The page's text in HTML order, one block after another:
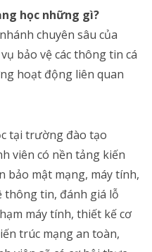
học những gì?
chuyên sâu của
bảo vệ các thông tin cá
hoạt động liên quan
tại trường đào tạo
viên có nền tảng kiến
bảo mật mạng, máy tính,
thông tin, đánh giá lỗ
máy tính, thiết kế cơ
trúc mạng an toàn,